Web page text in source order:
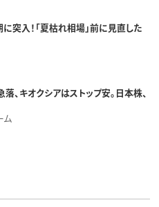
突入！「夏枯れ相場」前に見直した
、キオクシアはストップ安。日本株、
ム